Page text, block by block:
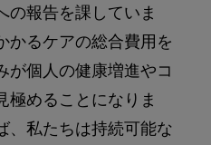
の報告を課していま
かるケアの総合費用を
が個人の健康増進やコ
極めることになりま
、私たちは持続可能な